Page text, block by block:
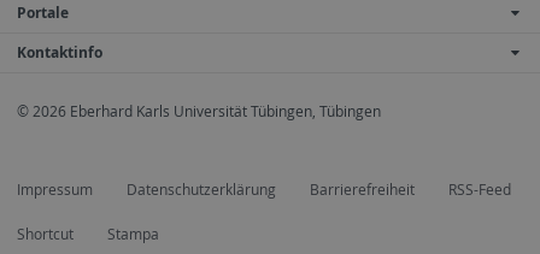
Portale
Kontaktinfo
© 2026 Eberhard Karls Universität Tübingen, Tübingen
Impressum Datenschutzerklärung Barrierefreiheit RSS-Feed
Shortcut Stampa